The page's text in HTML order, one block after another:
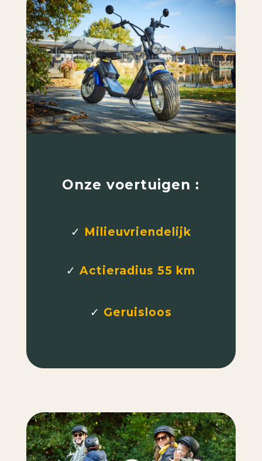
Onze voertuigen :
✓ Milieuvriendelijk
✓Actieradius 55 km
✓ Geruisloos